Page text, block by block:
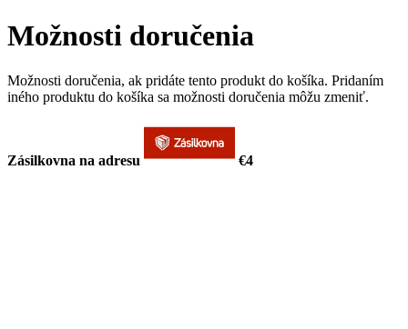
Možnosti doručenia
Možnosti doručenia, ak pridáte tento produkt do košíka. Pridaním
iného produktu do košíka sa možnosti doručenia môžu zmeniť.
Zásilkovna na adresu €4